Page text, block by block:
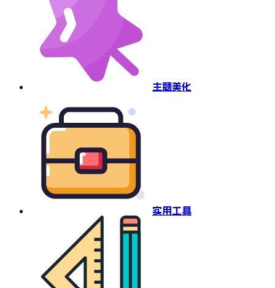
主题美化
实用工具